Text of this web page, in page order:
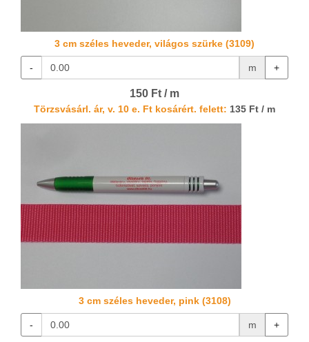
3 cm széles heveder, világos szürke (3109)
- m +
150 Ft / m
Törzsvásárl. ár, v. 10 e. Ft kosárért. felett: 135 Ft / m
3 cm széles heveder, pink (3108)
- m +